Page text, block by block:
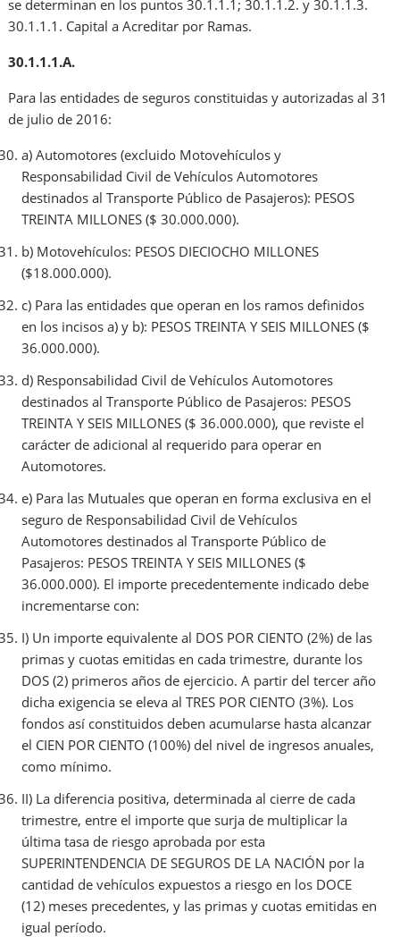
se determinan en los puntos 30.1.1.1; 30.1.1.2. y 30.1.1.3.
30.1.1.1. Capital a Acreditar por Ramas.
30.1.1.1.A.
Para las entidades de seguros constituidas y autorizadas al 31
de julio de 2016:
a) Automotores (excluido Motovehículos y
Responsabilidad Civil de Vehículos Automotores
destinados al Transporte Público de Pasajeros): PESOS
TREINTA MILLONES ($ 30.000.000).
b) Motovehículos: PESOS DIECIOCHO MILLONES
($18.000.000).
c) Para las entidades que operan en los ramos definidos
en los incisos a) y b): PESOS TREINTA Y SEIS MILLONES ($
36.000.000).
d) Responsabilidad Civil de Vehículos Automotores
destinados al Transporte Público de Pasajeros: PESOS
TREINTA Y SEIS MILLONES ($ 36.000.000), que reviste el
carácter de adicional al requerido para operar en
Automotores.
e) Para las Mutuales que operan en forma exclusiva en el
seguro de Responsabilidad Civil de Vehículos
Automotores destinados al Transporte Público de
Pasajeros: PESOS TREINTA Y SEIS MILLONES ($
36.000.000). El importe precedentemente indicado debe
incrementarse con:
I) Un importe equivalente al DOS POR CIENTO (2%) de las
primas y cuotas emitidas en cada trimestre, durante los
DOS (2) primeros años de ejercicio. A partir del tercer año
dicha exigencia se eleva al TRES POR CIENTO (3%). Los
fondos así constituidos deben acumularse hasta alcanzar
el CIEN POR CIENTO (100%) del nivel de ingresos anuales,
como mínimo.
II) La diferencia positiva, determinada al cierre de cada
trimestre, entre el importe que surja de multiplicar la
última tasa de riesgo aprobada por esta
SUPERINTENDENCIA DE SEGUROS DE LA NACIÓN por la
cantidad de vehículos expuestos a riesgo en los DOCE
(12) meses precedentes, y las primas y cuotas emitidas en
igual período.